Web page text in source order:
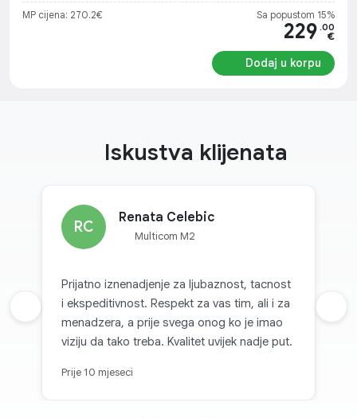
MP cijena: 270.2€ Sa popustom 15%
229 .00
€
Dodaj u korpu
Iskustva klijenata
RC
Renata Celebic
Multicom M2
Prijatno iznenadjenje za ljubaznost, tacnost
i ekspeditivnost. Respekt za vas tim, ali i za
menadzera, a prije svega onog ko je imao
viziju da tako treba. Kvalitet uvijek nadje put.
Prije 10 mjeseci
Prethodna recenzija